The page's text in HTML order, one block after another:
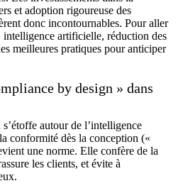
et adoption rigoureuse des
donc incontournables. Pour aller
intelligence artificielle, réduction des
meilleures pratiques pour anticiper
by design » dans
autour de l’intelligence
conformité dès la conception («
une norme. Elle confère de la
les clients, et évite à